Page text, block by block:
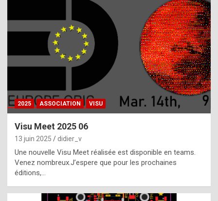
h
a
t
t
e
2025 ASSOCIATION VISU
Visu Meet 2025 06
13 juin 2025 didier_v
Une nouvelle Visu Meet réalisée est disponible en teams.
Venez nombreux.J’espere que pour les prochaines
éditions,…